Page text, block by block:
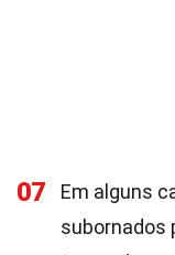
07
Em alguns
subornados